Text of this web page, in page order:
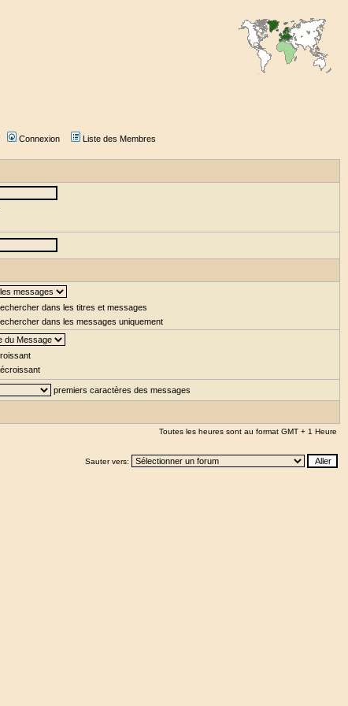
Connexion Liste des Membres
dans les titres et messages
dans les messages uniquement
premiers caractères des messages
Toutes les heures sont au format GMT + 1 Heure
Sauter vers: